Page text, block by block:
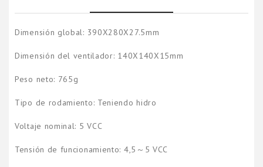
Dimensión global: 390X280X27.5mm
Dimensión del ventilador: 140X140X15mm
Peso neto: 765g
Tipo de rodamiento: Teniendo hidro
Voltaje nominal: 5 VCC
Tensión de funcionamiento: 4,5～5 VCC